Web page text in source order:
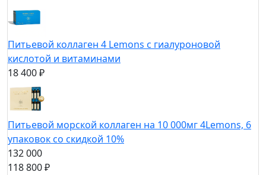
Питьевой коллаген 4 Lemons с гиалуроновой
кислотой и витаминами
18 400 ₽
Питьевой морской коллаген на 10 000мг 4Lemons, 6
упаковок со скидкой 10%
132 000
118 800 ₽